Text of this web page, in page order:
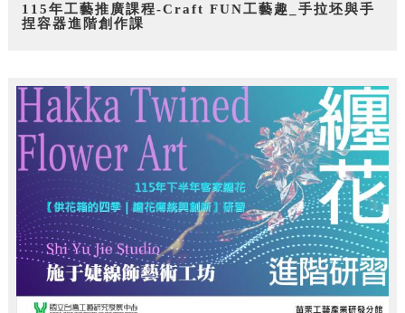
115年工藝推廣課程-Craft FUN工藝趣_手拉坯與手
捏容器進階創作課